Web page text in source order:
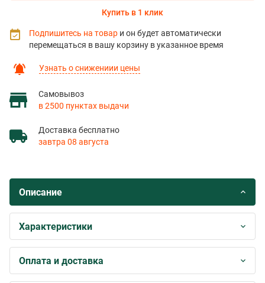
Узнать о снижениии цены
Самовывоз
в 2500 пунктах выдачи
Доставка бесплатно
завтра 08 августа
Купить в 1 клик
Подпишитесь на товар и он будет автоматически
перемещаться в вашу корзину в указанное время
Описание
Характеристики
Оплата и доставка